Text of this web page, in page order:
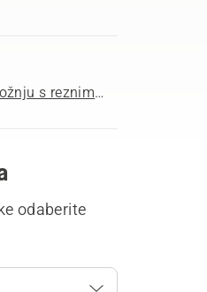
Pogledajte sve Kosilice za vožnju s reznim kućištem sprijeda za kupnju
odaberite